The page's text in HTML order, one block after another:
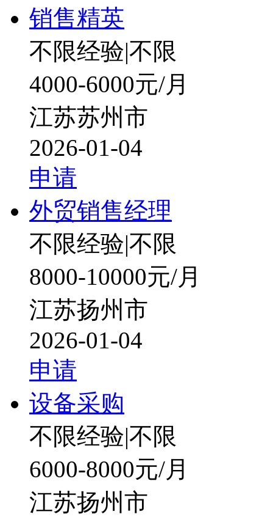
销售精英
不限经验|不限
4000-6000元/月
江苏苏州市
2026-01-04
申请
外贸销售经理
不限经验|不限
8000-10000元/月
江苏扬州市
2026-01-04
申请
设备采购
不限经验|不限
6000-8000元/月
江苏扬州市